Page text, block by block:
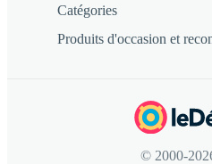
Catégories
Produits d'occasion et
© 2000-